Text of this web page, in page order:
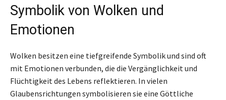
Symbolik von Wolken und
Emotionen
Wolken besitzen eine tiefgreifende Symbolik und sind oft
mit Emotionen verbunden, die die Vergänglichkeit und
Flüchtigkeit des Lebens reflektieren. In vielen
Glaubensrichtungen symbolisieren sie eine Göttliche